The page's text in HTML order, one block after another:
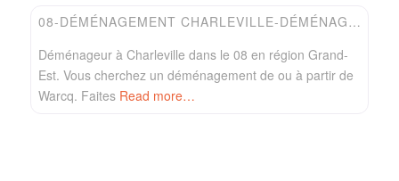
08-DÉMÉNAGEMENT CHARLEVILLE-DÉMÉNAGEUR ARDEN
Déménageur à Charleville dans le 08 en région Grand-
Est. Vous cherchez un déménagement de ou à partir de
Warcq. Faites Read more…